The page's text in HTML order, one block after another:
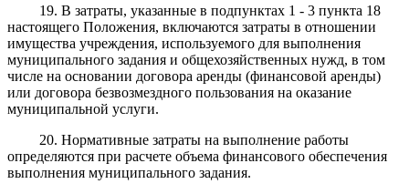
19. В затраты, указанные в подпунктах 1 - 3 пункта 18
настоящего Положения, включаются затраты в отношении
имущества учреждения, используемого для выполнения
муниципального задания и общехозяйственных нужд, в том
числе на основании договора аренды (финансовой аренды)
или договора безвозмездного пользования на оказание
муниципальной услуги.
20. Нормативные затраты на выполнение работы
определяются при расчете объема финансового обеспечения
выполнения муниципального задания.